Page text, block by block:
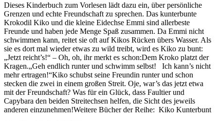
Dieses Kinderbuch zum Vorlesen lädt dazu ein, über persönliche
Grenzen und echte Freundschaft zu sprechen. Das kunterbunte
Krokodil Kiko und die kleine Eidechse Emmi sind allerbeste
Freunde und haben jede Menge Spaß zusammen. Da Emmi nicht
schwimmen kann, reitet sie oft auf Kikos Rücken übers Wasser. Als
sie es dort mal wieder etwas zu wild treibt, wird es Kiko zu bunt:
„Jetzt reicht’s!“ – Oh, oh, ihr merkt es schon:Dem Kroko platzt der
Kragen.„Geh endlich runter und schwimm selbst! Ich kann’s nicht
mehr ertragen!“Kiko schubst seine Freundin runter und schon
stecken die zwei in einem großen Streit. Oje, war’s das jetzt etwa
mit der Freundschaft? Was für ein Glück, dass Faultier und
Capybara den beiden Streitechsen helfen, die Sicht des jeweils
anderen einzunehmen!Weitere Bücher der Reihe: Kiko Kunterbunt